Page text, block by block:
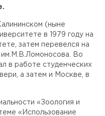
(ныне
в 1979 году на
затем перевелся на
Во
в работе студенческих
а затем и Москве, в
«Зоология и
«Использование